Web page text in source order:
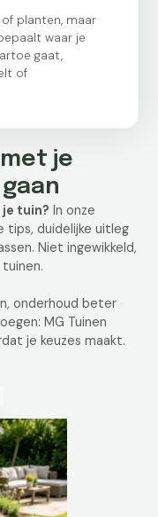
planten, maar
waar je
gaat,
of
je
tuin? In onze
tips, duidelijke uitleg
Niet ingewikkeld,
onderhoud beter
MG Tuinen
je keuzes maakt.